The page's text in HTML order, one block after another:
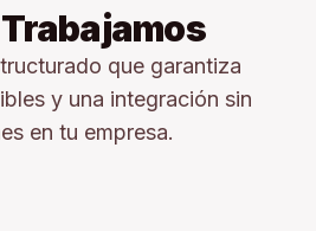
que garantiza
y una integración sin
en tu empresa.